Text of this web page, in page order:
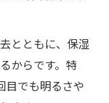
とともに、保湿
からです。特
目でも明るさや